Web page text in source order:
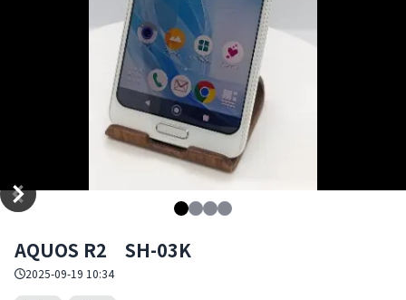
AQUOS R2 SH-03K
2025-09-19 10:34